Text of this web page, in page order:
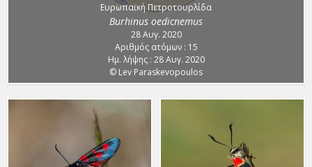
Ευρωπαϊκή Πετροτουρλίδα
Burhinus oedicnemus
28 Αυγ. 2020
Αριθμός ατόμων : 15
Ημ. λήψης : 28 Αυγ. 2020
© Lev Paraskevopoulos